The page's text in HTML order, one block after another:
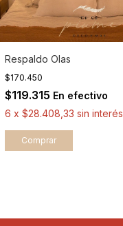
Respaldo Olas
$170.450
$119.315 En efectivo
6 x$28.408,33 sin interés
Comprar